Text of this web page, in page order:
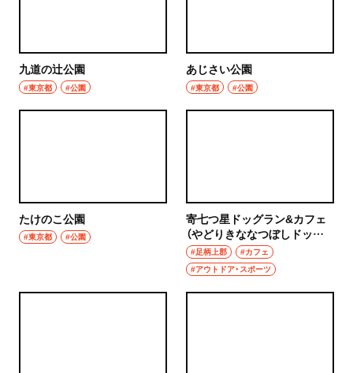
九道の辻公園
#東京都 #公園
あじさい公園
#東京都 #公園
たけのこ公園
#東京都 #公園
寄七つ星ドッグラン&カフェ
（やどりきななつぼしドッグ
ランアンドカフェ）
#足柄上郡
#カフェ
#アウトドア・スポーツ